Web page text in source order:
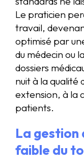
Le praticien
travail,
optimisé par
du médecin ou
dossiers
nuit à la qualité
extension, à la
patients.
La gestion
faible du